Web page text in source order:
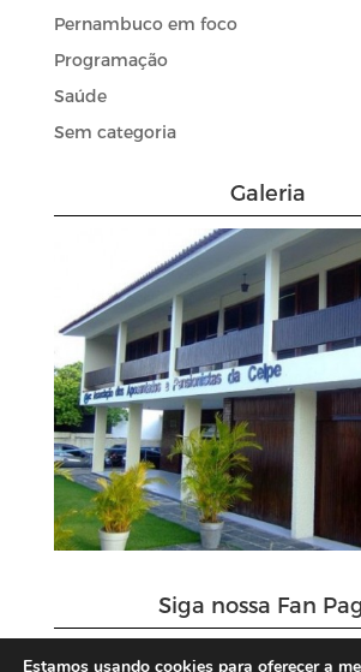
Pernambuco em foco
Programação
Saúde
Sem categoria
Galeria
Siga nossa Fan
Estamos usando cookies para oferecer a